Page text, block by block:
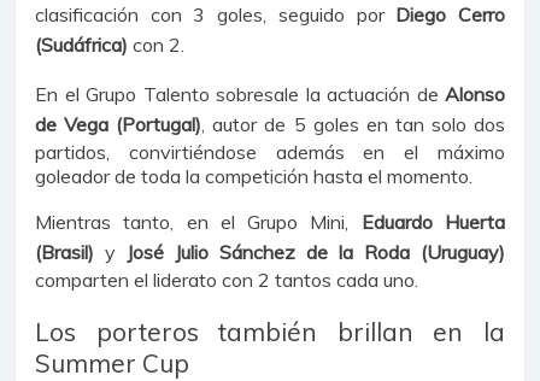
clasificación con 3 goles, seguido por Diego Cerro
(Sudáfrica) con 2.
En el Grupo Talento sobresale la actuación de Alonso
de Vega (Portugal) , autor de 5 goles en tan solo dos
partidos, convirtiéndose además en el máximo
goleador de toda la competición hasta el momento.
Mientras tanto, en el Grupo Mini, Eduardo Huerta
(Brasil) y José Julio Sánchez de la Roda (Uruguay)
comparten el liderato con 2 tantos cada uno.
Los porteros también brillan en la
Summer Cup